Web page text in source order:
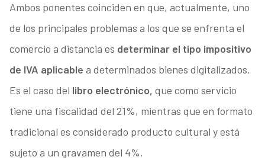
Ambos ponentes coinciden en que, actualmente, uno
de los principales problemas a los que se enfrenta el
comercio a distancia es determinar el tipo impositivo
de IVA aplicable a determinados bienes digitalizados.
Es el caso del libro electrónico, que como servicio
tiene una fiscalidad del 21%, mientras que en formato
tradicional es considerado producto cultural y está
sujeto a un gravamen del 4%.